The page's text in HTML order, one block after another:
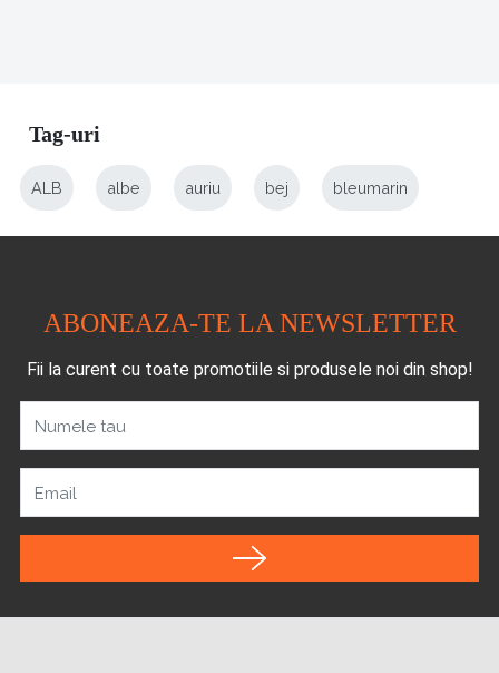
Tag-uri
ALB albe auriu bej bleumarin
ABONEAZA-TE LA NEWSLETTER
Fii la curent cu toate promotiile si produsele noi din shop!
Numele tau
Email